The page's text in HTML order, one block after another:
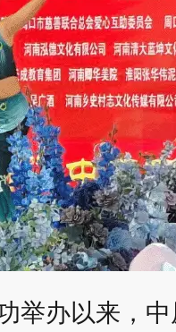
举办以来，